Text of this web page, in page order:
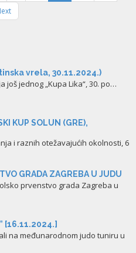
vrela, 30.11.2024.)
još jednog „Kupa Lika“, 30. po…
KUP SOLUN (GRE),
i raznih otežavajućih okolnosti, 6
GRADA ZAGREBA U JUDU
prvenstvo grada Zagreba u
[16.11.2024.]
na međunarodnom judo tuniru u